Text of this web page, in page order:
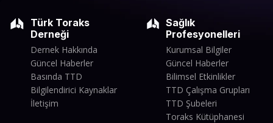
Türk Toraks
Derneği
Dernek Hakkında
Güncel Haberler
Basında TTD
Bilgilendirici Kaynaklar
İletişim
Sağlık
Profesyonelleri
Kurumsal Bilgiler
Güncel Haberler
Bilimsel Etkinlikler
TTD Çalışma Grupları
TTD Şubeleri
Toraks Kütüphanesi